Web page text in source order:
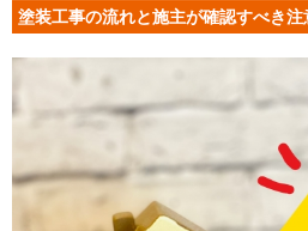
塗装工事の流れと施主が確認すべき注